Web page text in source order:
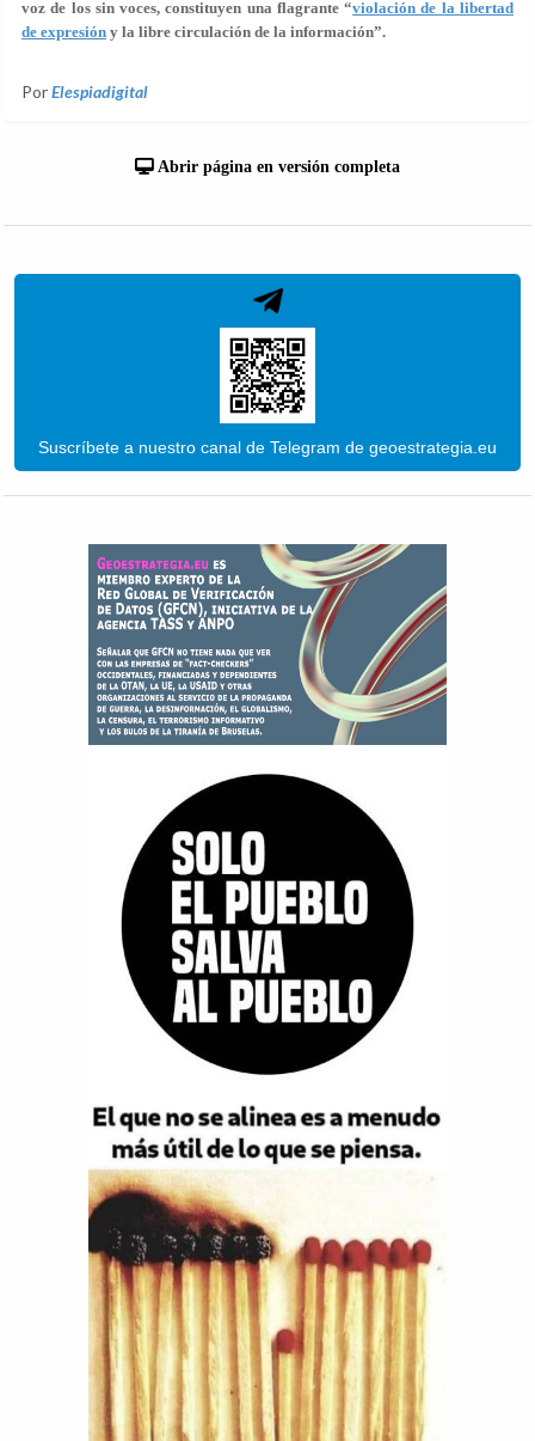
voz de los sin voces, constituyen una flagrante “violación de la libertad
de expresión y la libre circulación de la información”.
PorElespiadigital
Abrir página en versión completa
Suscríbete a nuestro canal de Telegram de geoestrategia.eu